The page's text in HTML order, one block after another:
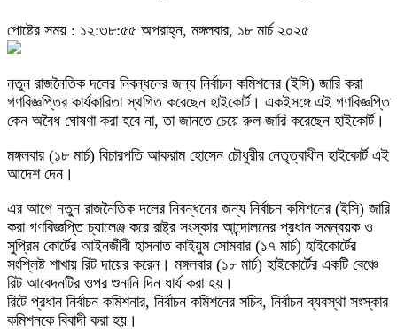
পোষ্টের সময় : ১২:৩৮:৫৫ অপরাহ্ন, মঙ্গলবার, ১৮ মার্চ ২০২৫
নতুন রাজনৈতিক দলের নিবন্ধনের জন্য নির্বাচন কমিশনের (ইসি) জারি করা
গণবিজ্ঞপ্তির কার্যকারিতা স্থগিত করেছেন হাইকোর্ট। একইসঙ্গে এই গণবিজ্ঞপ্তি
কেন অবৈধ ঘোষণা করা হবে না, তা জানতে চেয়ে রুল জারি করেছেন হাইকোর্ট।
মঙ্গলবার (১৮ মার্চ) বিচারপতি আকরাম হোসেন চৌধুরীর নেতৃত্বাধীন হাইকোর্ট এই
আদেশ দেন।
এর আগে নতুন রাজনৈতিক দলের নিবন্ধনের জন্য নির্বাচন কমিশনের (ইসি) জারি
করা গণবিজ্ঞপ্তি চ্যালেঞ্জ করে রাষ্ট্র সংস্কার আন্দোলনের প্রধান সমন্বয়ক ও
সুপ্রিম কোর্টের আইনজীবী হাসনাত কাইয়ুম সোমবার (১৭ মার্চ) হাইকোর্টের
সংশ্লিষ্ট শাখায় রিট দায়ের করেন। মঙ্গলবার (১৮ মার্চ) হাইকোর্টের একটি বেঞ্চে
রিট আবেদনটির ওপর শুনানি দিন ধার্য করা হয়।
রিটে প্রধান নির্বাচন কমিশনার, নির্বাচন কমিশনের সচিব, নির্বাচন ব্যবস্থা সংস্কার
কমিশনকে বিবাদী করা হয়।